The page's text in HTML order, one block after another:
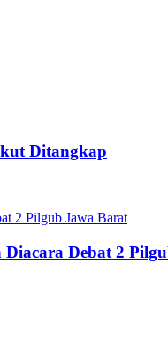
Ditangkap
Debat 2